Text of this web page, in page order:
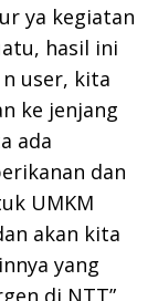
ya kegiatan
hasil ini
user, kita
ke jenjang
ada
dan
UMKM
akan kita
yang
di NTT”